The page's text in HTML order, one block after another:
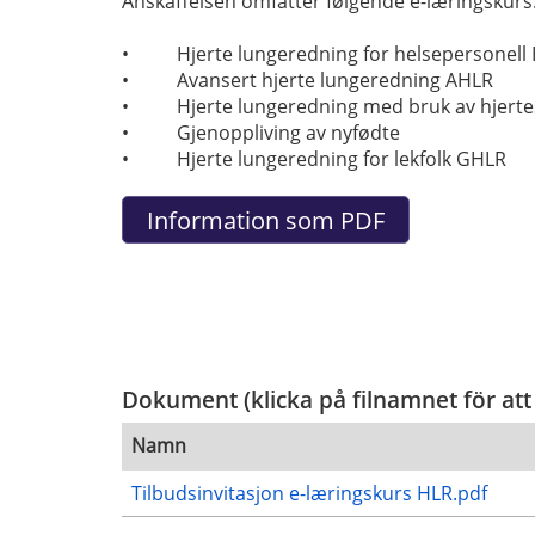
• Hjerte lungeredning for helsepersonell
• Avansert hjerte lungeredning AHLR
• Hjerte lungeredning med bruk av
• Gjenoppliving av nyfødte
• Hjerte lungeredning for lekfolk GHLR
Dokument (klicka på filnamnet för
Namn
Tilbudsinvitasjon e-læringskurs HLR.pdf